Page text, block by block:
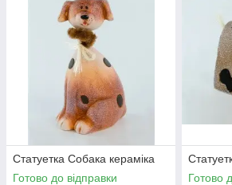
Статуетка Собака кераміка
Готово до відправки
Готово